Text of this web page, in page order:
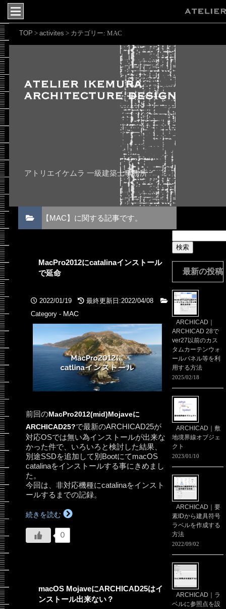
TOP > activites > カテゴリー: MAC
アトリエイケムラ 一級建築士事務所
【MAC】に関する記事です。
MacPro2012にcatalinaインストール
で延命
2022/01/19
最終更新日:2022/04/08
Category - MAC
前回のMacPro2012(mid)Mojaveに
ARCHICAD25?で最新のARCHICAD25が
対応OSでは無い為インストールが出来な
かった件で、いろいろと検討した結果、
別途SSDを追加して別BootにてmacOS
catalinaをインストールする事にきめまし
た。
今回は、非対応機種にcatalinaをインスト
ールするまでの記録。
続きを読む
0
macOS MojaveにARCHICAD25はイ
ンストール出来ない？
索:
最新の投稿
ARCHICAD｜
ARCHICAD 28で
ver27以前のカス
タムカーテンウォ
ールパネル等を利
用する方法
2025/02/18
ARCHICAD｜敷
地境界線オブジェ
クト
2023/01/10
ARCHICAD｜要
素IDから建具符号
ラベルを作成する
方法
2022/09/02
ARCHICAD｜ラ
ベルに参照点を設